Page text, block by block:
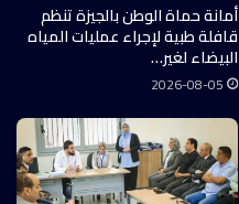
أمانة حماة الوطن بالجيزة تنظم
قافلة طبية لإجراء عمليات المياه
البيضاء لغير…
2026-08-05